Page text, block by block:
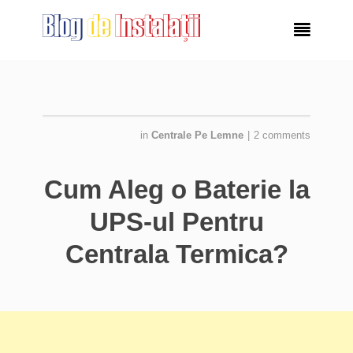

in Centrale Pe Lemne 2 comments
Cum Aleg o Baterie la
UPS-ul Pentru
Centrala Termica?